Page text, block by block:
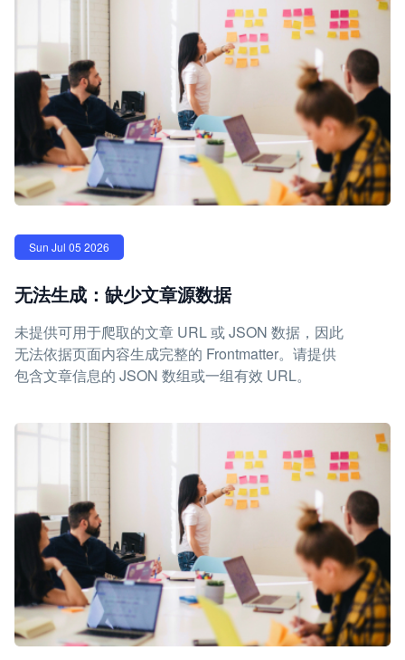
Sun Jul 05 2026
无法生成：缺少文章源数据
未提供可用于爬取的文章 URL 或 JSON 数据，因此
无法依据页面内容生成完整的 Frontmatter。请提供
包含文章信息的 JSON 数组或一组有效 URL。